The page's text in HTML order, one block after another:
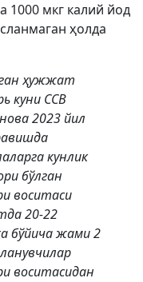
1000 мкг калий йод
ҳолда
ҳужжат
куни ССВ
2023 йил
кунлик
бўлган
воситаси
20-22
бўйича жами 2
воситасидан